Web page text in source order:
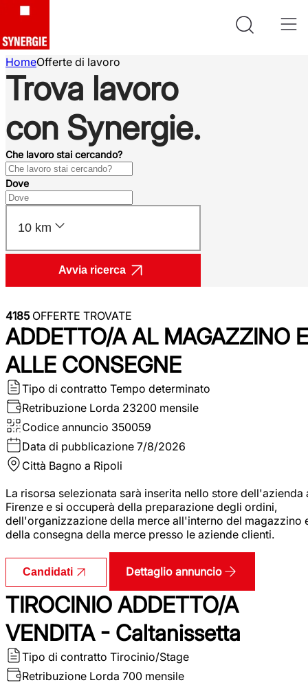
HomeOfferte di lavoro
Trova lavoro
con Synergie.
Che lavoro stai cercando?
Dove
10 km
Avvia ricerca
4185OFFERTE TROVATE
ADDETTO/A AL MAGAZZINO E
ALLE CONSEGNE
Tipo di contratto Tempo determinato
Retribuzione Lorda 23200 mensile
Codice annuncio 350059
Data di pubblicazione 7/8/2026
Città Bagno a Ripoli
La risorsa selezionata sarà inserita nello store dell'azienda
Firenze e si occuperà della preparazione degli ordini,
dell'organizzazione della merce all'interno del magazzino
della consegna della merce presso le aziende clienti.
Candidati Dettaglio annuncio
TIROCINIO ADDETTO/A
VENDITA - Caltanissetta
Tipo di contratto Tirocinio/Stage
Retribuzione Lorda 700 mensile